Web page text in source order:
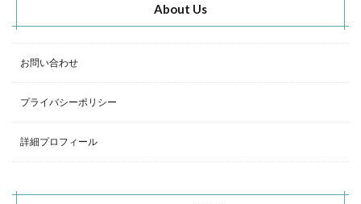
About Us
お問い合わせ
プライバシーポリシー
詳細プロフィール